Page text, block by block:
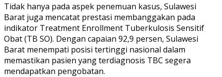
Tidak hanya pada aspek penemuan kasus, Sulawesi
Barat juga mencatat prestasi membanggakan pada
indikator Treatment Enrollment Tuberkulosis Sensitif
Obat (TB SO). Dengan capaian 92,9 persen, Sulawesi
Barat menempati posisi tertinggi nasional dalam
memastikan pasien yang terdiagnosis TBC segera
mendapatkan pengobatan.